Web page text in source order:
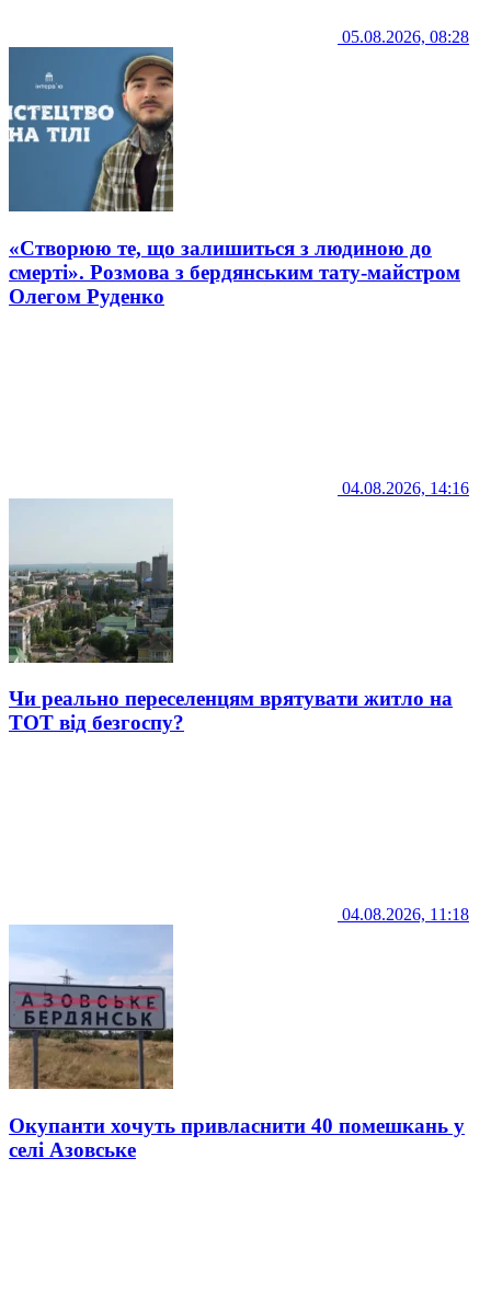
05.08.2026, 08:28
«Створюю те, що залишиться з людиною до
смерті». Розмова з бердянським тату-майстром
Олегом Руденко
04.08.2026, 14:16
Чи реально переселенцям врятувати житло на
ТОТ від безгоспу?
04.08.2026, 11:18
Окупанти хочуть привласнити 40 помешкань у
селі Азовське